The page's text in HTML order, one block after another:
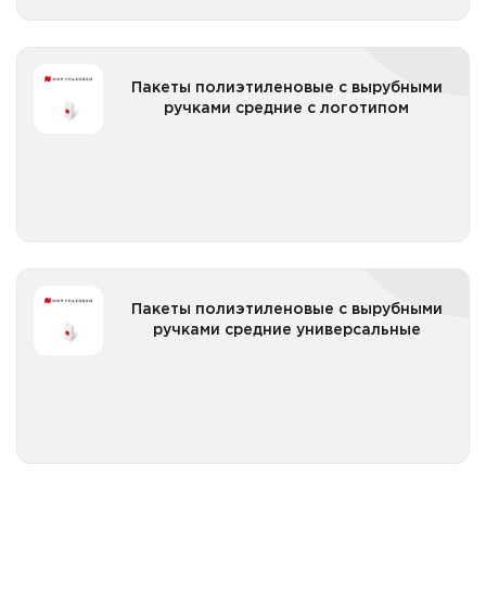
Пакеты полиэтиленовые с вырубными
ручками средние с логотипом
Пакеты полиэтиленовые с вырубными ручками
средние с логотипом
Пакеты полиэтиленовые с вырубными
ручками средние универсальные
Пакеты полиэтиленовые с вырубными ручками
средние универсальные